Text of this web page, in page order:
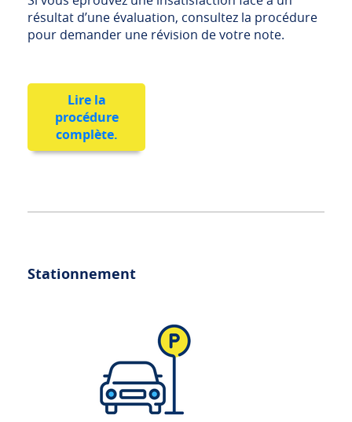
résultat d’une évaluation, consultez la procédure
pour demander une révision de votre note.
Lire la
procédure
complète.
Stationnement